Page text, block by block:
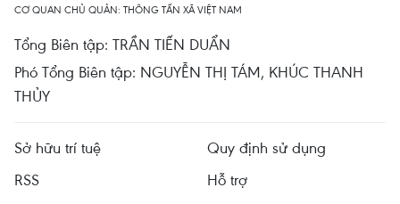
CƠ QUAN CHỦ QUẢN: THÔNG TẤN XÃ VIỆT NAM
Tổng Biên tập: TRẦN TIẾN DUẨN
Phó Tổng Biên tập: NGUYỄN THỊ TÁM, KHÚC THANH
THỦY
Sở hữu trí tuệ
Quy định sử dụng
RSS
Hỗ trợ